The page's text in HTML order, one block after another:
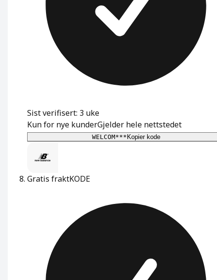
Sist verifisert: 3 uke
Kun for nye kunderGjelder hele nettstedet
WELCOM***Kopier kode
Gratis fraktKODE